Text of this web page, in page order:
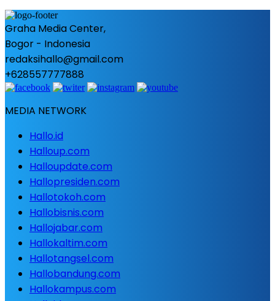
Graha Media Center,
Bogor - Indonesia
redaksihallo@gmail.com
+628557777888
MEDIA NETWORK
Hallo.id
Halloup.com
Halloupdate.com
Hallopresiden.com
Hallotokoh.com
Hallobisnis.com
Hallojabar.com
Hallokaltim.com
Hallotangsel.com
Hallobandung.com
Hallokampus.com